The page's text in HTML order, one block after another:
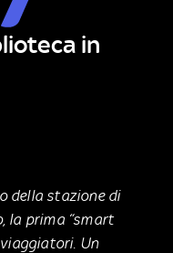
in
della stazione di
la prima “smart
Un